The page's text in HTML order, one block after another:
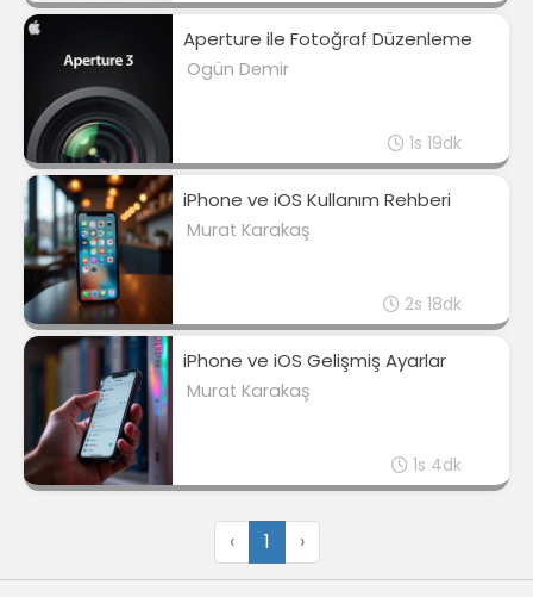
Aperture ile Fotoğraf Düzenleme
Ogün Demir
1s 19dk
iPhone ve iOS Kullanım Rehberi
Murat Karakaş
2s 18dk
iPhone ve iOS Gelişmiş Ayarlar
Murat Karakaş
1s 4dk
‹ 1 ›